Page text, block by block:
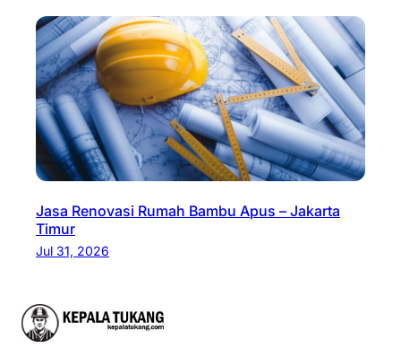
Jasa Renovasi Rumah Bambu Apus – Jakarta
Timur
Jul 31, 2026